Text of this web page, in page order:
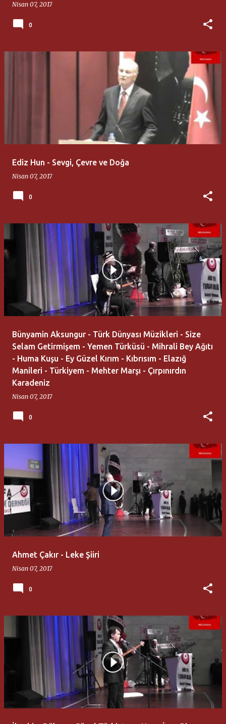
Nisan 07, 2017
0
Ediz Hun - Sevgi, Çevre ve Doğa
Nisan 07, 2017
0
Bünyamin Aksungur - Türk Dünyası Müzikleri - Size
Selam Getirmişem - Yemen Türküsü - Mihrali Bey Ağıtı
- Huma Kuşu - Ey Güzel Kırım - Kıbrısım - Elazığ
Manileri - Türkiyem - Mehter Marşı - Çırpınırdın
Karadeniz
Nisan 07, 2017
0
Ahmet Çakır - Leke Şiiri
Nisan 07, 2017
0